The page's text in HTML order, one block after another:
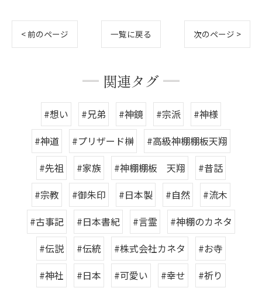
< 前のページ 一覧に戻る 次のページ >
関連タグ
#想い #兄弟 #神鏡 #宗派
#神様
#神道
#プリザード榊
#高級神棚棚板天翔
#先祖
#家族 #神棚棚板 天翔
#昔話
#宗教
#御朱印 #日本製 #自然
#流木
#古事記
#日本書紀 #言霊
#神棚のカネタ
#伝説
#伝統 #株式会社カネタ
#お寺
#神社
#日本 #可愛い #幸せ #祈り